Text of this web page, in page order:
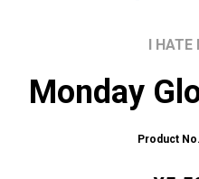
I HATE
Monday